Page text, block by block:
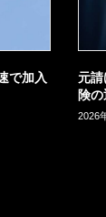
で加入
元
険
2026